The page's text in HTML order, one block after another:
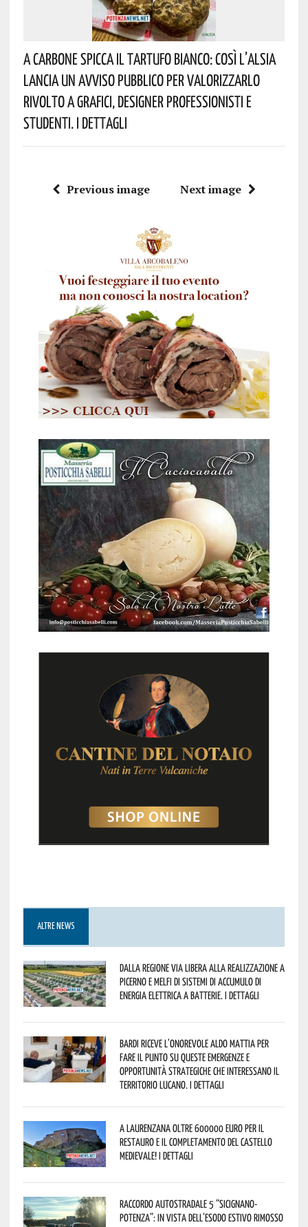
A Carbone Spicca Il Tartufo Bianco: Così L’Alsia
Lancia Un Avviso Pubblico Per Valorizzarlo
Rivolto A Grafici, Designer Professionisti E
Studenti. I Dettagli
Previous image Next image
ALTRE NEWS
Dalla Regione via libera alla realizzazione a
Picerno e Melfi di sistemi di accumulo di
energia elettrica a batterie. I dettagli
Bardi riceve l’onorevole Aldo Mattia per
fare il punto su queste emergenze e
opportunità strategiche che interessano il
territorio lucano. I dettagli
A Laurenzana oltre 600000 euro per il
restauro e il completamento del Castello
Medievale! I dettagli
Raccordo Autostradale 5 “Sicignano-
Potenza”: in vista dell’esodo estivo rimosso